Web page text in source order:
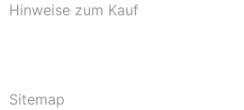
Hinweise zum Kauf
Sitemap